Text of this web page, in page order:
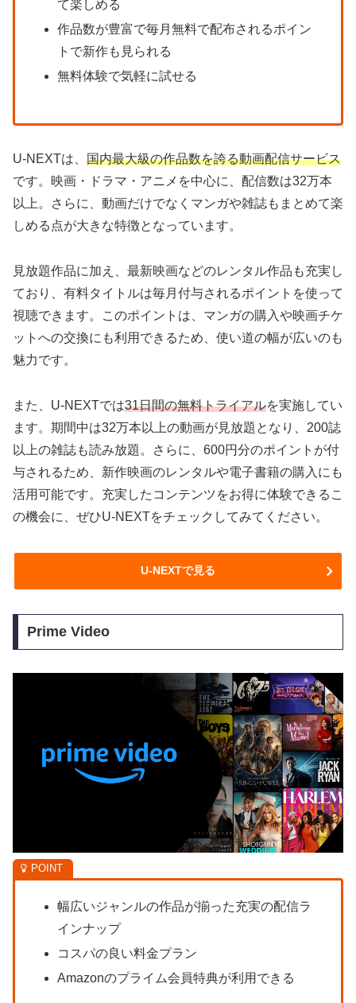
て楽しめる
作品数が豊富で毎月無料で配布されるポイン
トで新作も見られる
無料体験で気軽に試せる
U-NEXTは、 国内最大級の作品数を誇る動画配信サービス
です。映画・ドラマ・アニメを中心に、配信数は32万本
以上。さらに、動画だけでなくマンガや雑誌もまとめて楽
しめる点が大きな特徴となっています。
見放題作品に加え、最新映画などのレンタル作品も充実し
ており、有料タイトルは毎月付与されるポイントを使って
視聴できます。このポイントは、マンガの購入や映画チケ
ットへの交換にも利用できるため、使い道の幅が広いのも
魅力です。
また、U-NEXTでは31日間の無料トライアルを実施してい
ます。期間中は32万本以上の動画が見放題となり、200誌
以上の雑誌も読み放題。さらに、600円分のポイントが付
与されるため、新作映画のレンタルや電子書籍の購入にも
活用可能です。充実したコンテンツをお得に体験できるこ
の機会に、ぜひU-NEXTをチェックしてみてください。
U-NEXTで見る
Prime Video
幅広いジャンルの作品が揃った充実の配信ラ
インナップ
コスパの良い料金プラン
Amazonのプライム会員特典が利用できる